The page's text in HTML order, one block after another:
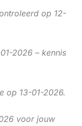
op 12-
2026 – kennis
op 13-01-2026.
voor jouw